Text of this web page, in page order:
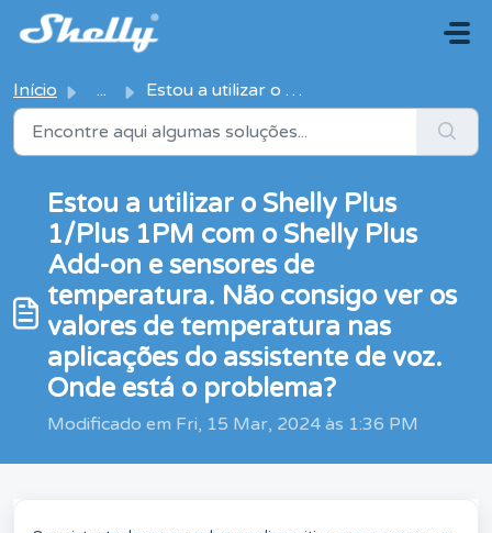
Avançar para o conteúdo principal
Início ... Estou a utilizar o Shelly Plus 1/Plus 1PM com o Shelly Pl...
Estou a utilizar o Shelly Plus
1/Plus 1PM com o Shelly Plus
Add-on e sensores de
temperatura. Não consigo ver os
valores de temperatura nas
aplicações do assistente de voz.
Onde está o problema?
Modificado em Fri, 15 Mar, 2024 às 1:36 PM